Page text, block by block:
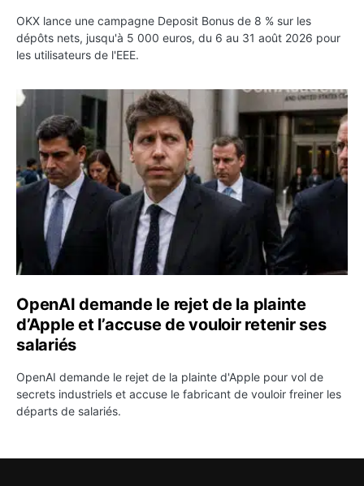
OKX lance une campagne Deposit Bonus de 8 % sur les
dépôts nets, jusqu'à 5 000 euros, du 6 au 31 août 2026 pour
les utilisateurs de l'EEE.
OpenAI demande le rejet de la plainte d’Apple et
OpenAI demande le rejet de la plainte
d’Apple et l’accuse de vouloir retenir ses
salariés
OpenAI demande le rejet de la plainte d'Apple pour vol de
secrets industriels et accuse le fabricant de vouloir freiner les
départs de salariés.